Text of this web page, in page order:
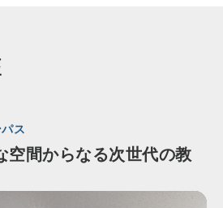
ス
空間からなる次世代の教